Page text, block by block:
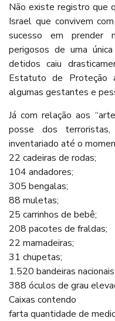
Não existe registro que
Israel que convivem
sucesso em
perigosos de uma
detidos caiu
Estatuto de Proteção
algumas gestantes e
Já com relação aos
posse dos
inventariado até o
22 cadeiras de rodas;
104 andadores;
305 bengalas;
88 muletas;
25 carrinhos de bebê;
208 pacotes de fraldas;
22 mamadeiras;
31 chupetas;
1.520 bandeiras nacionais;
388 óculos de grau
Caixas contendo
farta quantidade de